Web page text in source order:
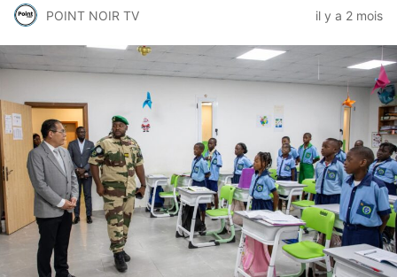
POINT NOIR TV il y a 2 mois